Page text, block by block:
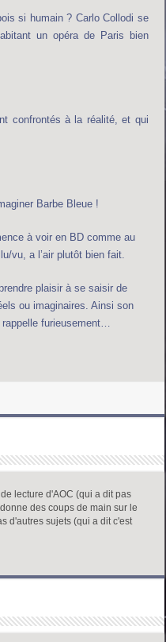
si humain ? Carlo Collodi se
un opéra de Paris bien
confrontés à la réalité, et qui
Barbe Bleue !
à voir en BD comme au
vu, a l’air plutôt bien fait.
plaisir à se saisir de
ou imaginaires. Ainsi son
furieusement…
lecture d'AOC (qui a dit pas
des coups de main sur le
d'autres sujets (qui a dit c'est